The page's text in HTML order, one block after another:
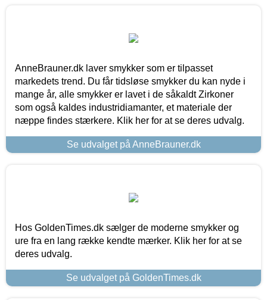
AnneBrauner.dk laver smykker som er tilpasset
markedets trend. Du får tidsløse smykker du kan nyde i
mange år, alle smykker er lavet i de såkaldt Zirkoner
som også kaldes industridiamanter, et materiale der
næppe findes stærkere. Klik her for at se deres udvalg.
Se udvalget på AnneBrauner.dk
Hos GoldenTimes.dk sælger de moderne smykker og
ure fra en lang række kendte mærker. Klik her for at se
deres udvalg.
Se udvalget på GoldenTimes.dk